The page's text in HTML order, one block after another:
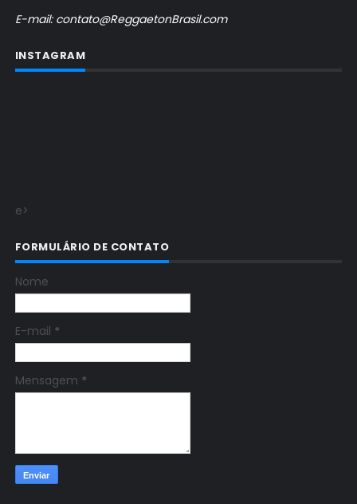
E-mail: contato@ReggaetonBrasil.com
INSTAGRAM
e>
FORMULÁRIO DE CONTATO
Nome
E-mail *
Mensagem *